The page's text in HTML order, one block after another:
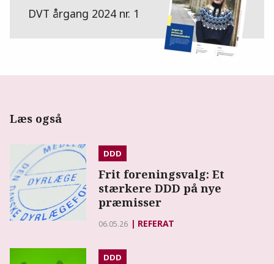
DVT årgang 2024 nr. 1
Læs også
DDD
Frit foreningsvalg: Et
stærkere DDD på nye
præmisser
06.05.26 REFERAT
DDD